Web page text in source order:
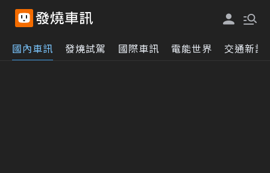
國內車訊 發燒試駕 國際車訊 電能世界 交通新訊